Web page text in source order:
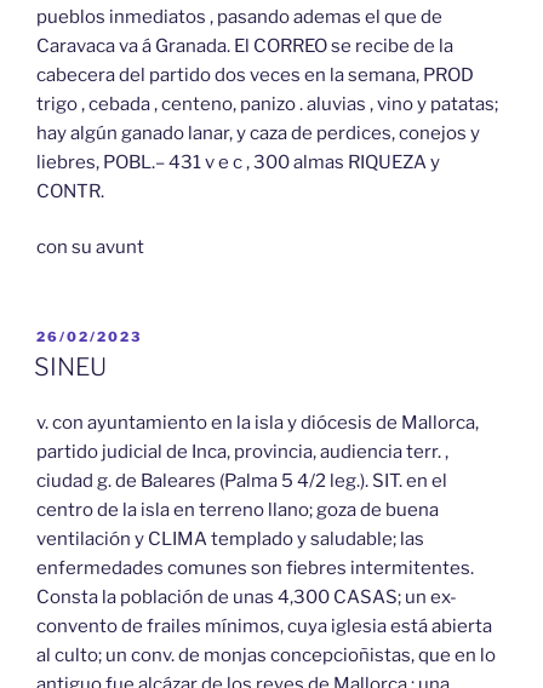
pueblos inmediatos , pasando ademas el que de
Caravaca va á Granada. El CORREO se recibe de la
cabecera del partido dos veces en la semana, PROD
trigo , cebada , centeno, panizo . aluvias , vino y patatas;
hay algún ganado lanar, y caza de perdices, conejos y
liebres, POBL.– 431 v e c , 300 almas RIQUEZA y
CONTR.
con su avunt
PUBLICADO
EL
26/02/2023
SINEU
v. con ayuntamiento en la isla y diócesis de Mallorca,
partido judicial de Inca, provincia, audiencia terr. ,
ciudad g. de Baleares (Palma 5 4/2 leg.). SIT. en el
centro de la isla en terreno llano; goza de buena
ventilación y CLIMA templado y saludable; las
enfermedades comunes son fiebres intermitentes.
Consta la población de unas 4,300 CASAS; un ex-
convento de frailes mínimos, cuya iglesia está abierta
al culto; un conv. de monjas concepcioñistas, que en lo